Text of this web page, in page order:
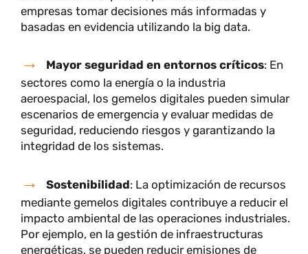
producción y reduciendo el desperdicio de
materiales. Empresas de sectores industriales han
detección temprana de ineficiencias.
Mayor eficiencia en la producción: Al
contar con un monitoreo en tiempo real de los
procesos productivos, las empresas pueden hacer
ajustes inmediatos para mejorar su rendimiento y
en la cadena de suministro.
Mejor análisis de datos: Los gemelos
digitales recopilan y procesan grandes volúmenes